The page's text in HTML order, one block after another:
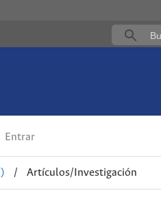
Entrar
/ Artículos/Investigación